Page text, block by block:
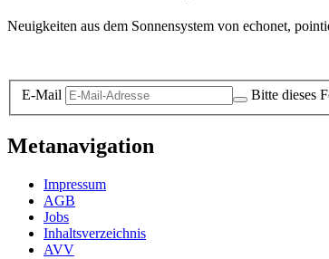
Neuigkeiten aus dem Sonnensystem von echonet,
E-Mail Bitte dieses
Metanavigation
Impressum
AGB
Jobs
Inhaltsverzeichnis
AVV